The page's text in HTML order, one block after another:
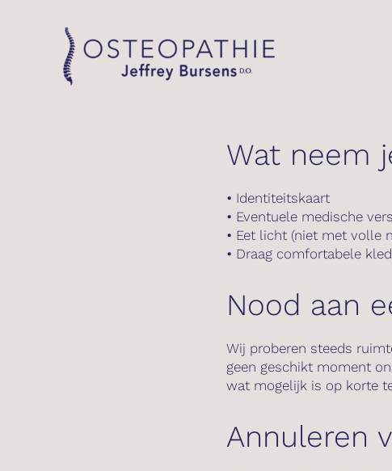
Wat neem
• Identiteitskaart
• Eventuele medische
• Eet licht (niet met volle
• Draag comfortabele
Nood aan
Wij proberen steeds
geen geschikt moment
wat mogelijk is op korte
Annuleren